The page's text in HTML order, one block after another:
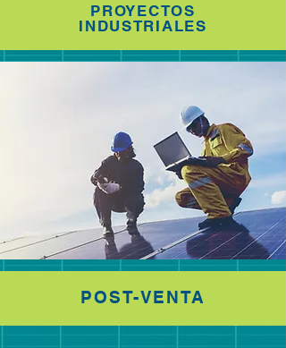
PROYECTOS
INDUSTRIALES
POST-VENTA